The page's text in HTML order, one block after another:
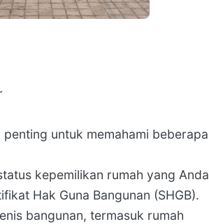
untuk memahami beberapa
kepemilikan rumah yang Anda
Hak Guna Bangunan (SHGB).
bangunan, termasuk rumah